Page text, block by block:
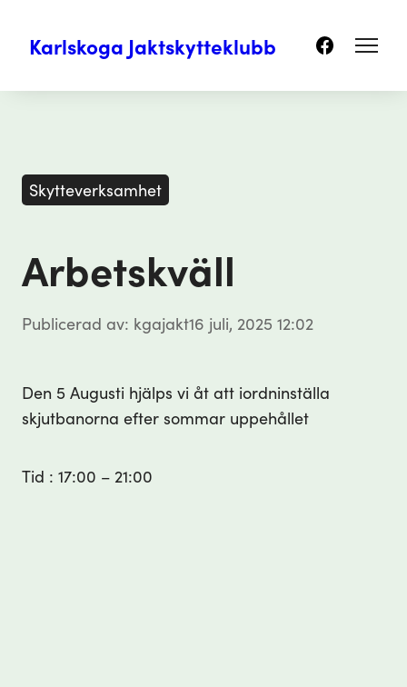
Karlskoga Jaktskytteklubb
Skytteverksamhet
Arbetskväll
Publicerad av: kgajakt16 juli, 2025 12:02
Den 5 Augusti hjälps vi åt att iordninställa
skjutbanorna efter sommar uppehållet
Tid : 17:00 – 21:00